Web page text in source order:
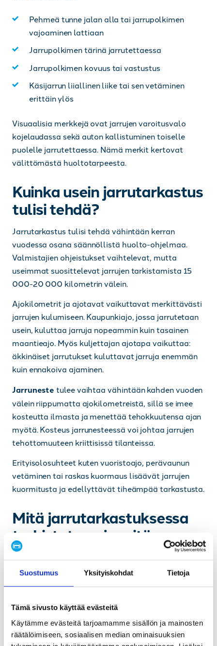
Suostumus Yksityiskohdat Tietoja
Tämä sivusto käyttää evästeitä
Käytämme evästeitä tarjoamamme sisällön ja mainosten
räätälöimiseen, sosiaalisen median ominaisuuksien
Pehmeä tunne jalan alla tai jarrupolkimen
vajoaminen lattiaan
Jarrupolkimen tärinä jarrutettaessa
Jarrupolkimen kovuus tai vastustus
Käsijarrun liiallinen liike tai sen vetäminen
erittäin ylös
Visuaalisia merkkejä ovat jarrujen varoitusvalo
kojelaudassa sekä auton kallistuminen toiselle
puolelle jarrutettaessa. Nämä merkit kertovat
välittömästä huoltotarpeesta.
Kuinka usein jarrutarkastus
tulisi tehdä?
Jarrutarkastus tulisi tehdä vähintään kerran
vuodessa osana säännöllistä huolto-ohjelmaa.
Valmistajien ohjeistukset vaihtelevat, mutta
useimmat suosittelevat jarrujen tarkistamista 15
000-20 000 kilometrin välein.
Ajokilometrit ja ajotavat vaikuttavat merkittävästi
jarrujen kulumiseen. Kaupunkiajo, jossa jarrutetaan
usein, kuluttaa jarruja nopeammin kuin tasainen
maantieajo. Myös kuljettajan ajotapa vaikuttaa:
äkkinäiset jarrutukset kuluttavat jarruja enemmän
kuin ennakoiva ajaminen.
Jarruneste tulee vaihtaa vähintään kahden vuoden
välein riippumatta ajokilometreistä, sillä se imee
kosteutta ilmasta ja menettää tehokkuutensa ajan
myötä. Kosteus jarrunesteessä voi johtaa jarrujen
tehottomuuteen kriittisissä tilanteissa.
Erityisolosuhteet kuten vuoristoajo, perävaunun
vetäminen tai raskas kuormaus lisäävät jarrujen
kuormitusta ja edellyttävät tiheämpää tarkastusta.
Mitä jarrutarkastuksessa
tarkistetaan ja mitä se
maksaa?
Kattavassa jarrutarkastuksessa käydään läpi kaikki
jarrujärjestelmän kriittiset osat ammattimaisilla
kuvan jarrujen kunnosta ja mahdollisesta
huoltotarpeesta.